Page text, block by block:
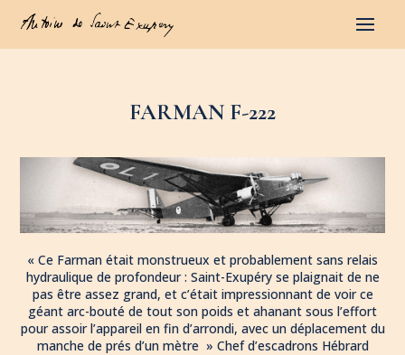
FARMAN F-222
« Ce Farman était monstrueux et probablement sans relais
hydraulique de profondeur : Saint-Exupéry se plaignait de ne
pas être assez grand, et c’était impressionnant de voir ce
géant arc-bouté de tout son poids et ahanant sous l’effort
pour assoir l’appareil en fin d’arrondi, avec un déplacement du
manche de prés d’un mètre » Chef d’escadrons Hébrard